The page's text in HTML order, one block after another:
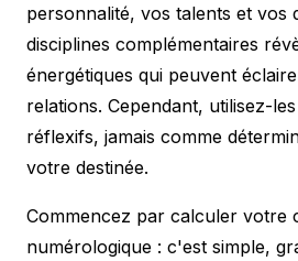
personnalité, vos talents et vos
disciplines complémentaires
énergétiques qui peuvent
relations. Cependant, utilisez-
réflexifs, jamais comme
votre destinée.
Commencez par calculer votre
numérologique : c'est simple,